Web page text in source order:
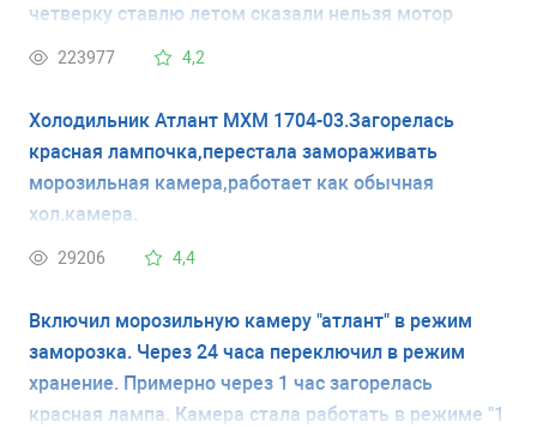
четверку ставлю летом сказали нельзя мотор
испортится
223977 4,2
Холодильник Атлант МХМ 1704-03.Загорелась
красная лампочка,перестала замораживать
морозильная камера,работает как обычная
хол.камера.
29206 4,4
Включил морозильную камеру "атлант" в режим
заморозка. Через 24 часа переключил в режим
хранение. Примерно через 1 час загорелась
красная лампа. Камера стала работать в режиме "1